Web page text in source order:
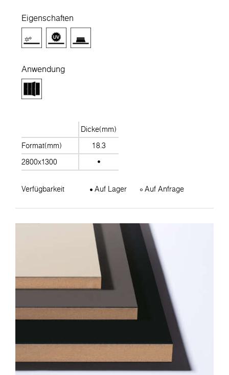
Eigenschaften
Anwendung
Dicke(mm)
Format(mm)
18.3
2800x1300
Verfügbarkeit Auf Lager Auf Anfrage